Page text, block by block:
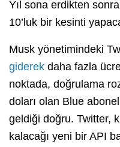
Yıl sona erdikten
10’luk bir kesinti
Musk yönetimindeki
giderek daha fazla
noktada, doğrulama
doları olan Blue
geldiği doğru. Twitter,
kalacağı yeni bir API